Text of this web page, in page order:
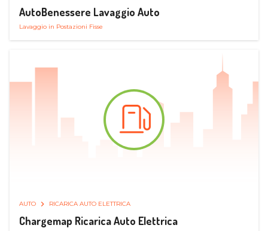
AutoBenessere Lavaggio Auto
Lavaggio in Postazioni Fisse
AUTO RICARICA AUTO ELETTRICA
Chargemap Ricarica Auto Elettrica